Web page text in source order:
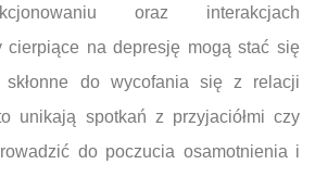
oraz interakcjach
cierpiące na depresję mogą stać się
do wycofania się z relacji
unikają spotkań z przyjaciółmi czy
do poczucia osamotnienia i